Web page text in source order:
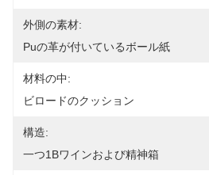
外側の素材:
Puの革が付いているボール紙
材料の中:
ビロードのクッション
構造:
一つ1Bワインおよび精神箱